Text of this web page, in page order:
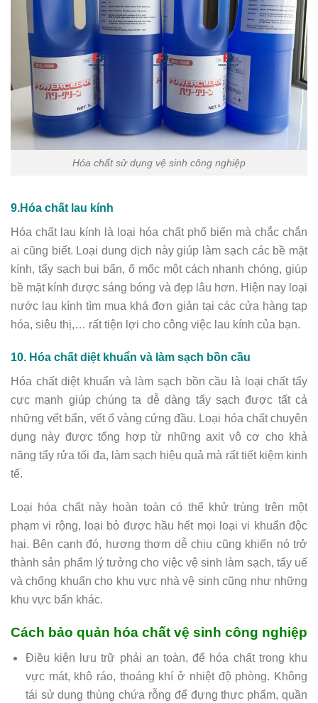
Hóa chất sử dụng vệ sinh công nghiệp
9.Hóa chất lau kính
Hóa chất lau kính là loại hóa chất phổ biến mà chắc chắn
ai cũng biết. Loại dung dịch này giúp làm sạch các bề mặt
kính, tẩy sạch bụi bẩn, ố mốc một cách nhanh chóng, giúp
bề mặt kính được sáng bóng và đẹp lâu hơn. Hiện nay loại
nước lau kính tìm mua khá đơn giản tại các cửa hàng tạp
hóa, siêu thị,… rất tiện lợi cho công việc lau kính của bạn.
10. Hóa chất diệt khuẩn và làm sạch bồn cầu
Hóa chất diệt khuẩn và làm sạch bồn cầu là loại chất tẩy
cực mạnh giúp chúng ta dễ dàng tẩy sạch được tất cả
những vết bẩn, vết ố vàng cứng đầu. Loại hóa chất chuyên
dụng này được tổng hợp từ những axit vô cơ cho khả
năng tẩy rửa tối đa, làm sạch hiệu quả mà rất tiết kiệm kinh
tế.
Loại hóa chất này hoàn toàn có thể khử trùng trên một
phạm vi rộng, loại bỏ được hầu hết mọi loại vi khuẩn độc
hại. Bên cạnh đó, hương thơm dễ chịu cũng khiến nó trở
thành sản phẩm lý tưởng cho việc vệ sinh làm sạch, tẩy uế
và chống khuẩn cho khu vực nhà vệ sinh cũng như những
khu vực bẩn khác.
Cách bảo quản hóa chất vệ sinh công nghiệp
Điều kiện lưu trữ phải an toàn, để hóa chất trong khu
vực mát, khô ráo, thoáng khí ở nhiệt độ phòng. Không
tái sử dụng thùng chứa rỗng để đựng thực phẩm, quần